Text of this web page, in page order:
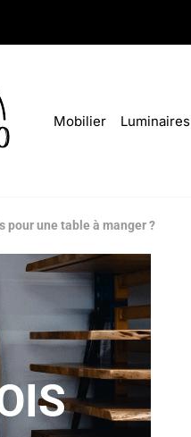
Mobilier Luminaires
pour une table à manger ?